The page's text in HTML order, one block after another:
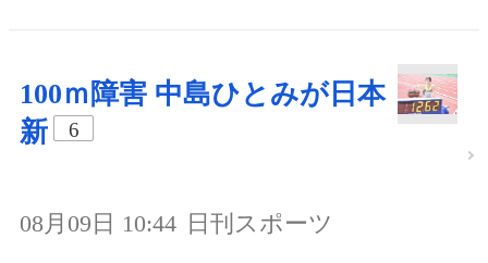
100ｍ障害 中島ひとみが日本
新
6
08月09日 10:44 日刊スポーツ